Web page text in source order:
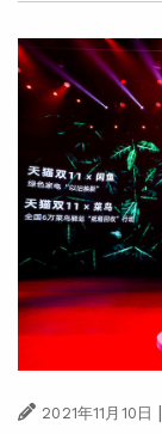
2021年11月10日 |